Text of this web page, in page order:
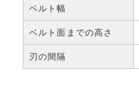
ベルト幅
ベルト面までの高さ
刃の間隔